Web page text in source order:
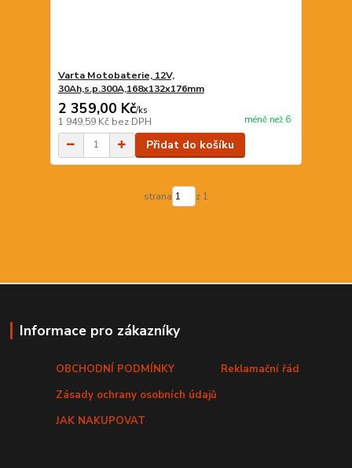
Varta Motobaterie, 12V,
30Ah,s.p.300A,168x132x176mm
2 359,00 Kč/ks
1 949,59 Kč bez DPH méně než 6
Přidat do košíku
strana z 1
Informace pro zákazníky
OBCHODNÍ PODMÍNKY
Reklamační řád
Zásady ochrany osobních údajů
JAK NAKUPOVAT